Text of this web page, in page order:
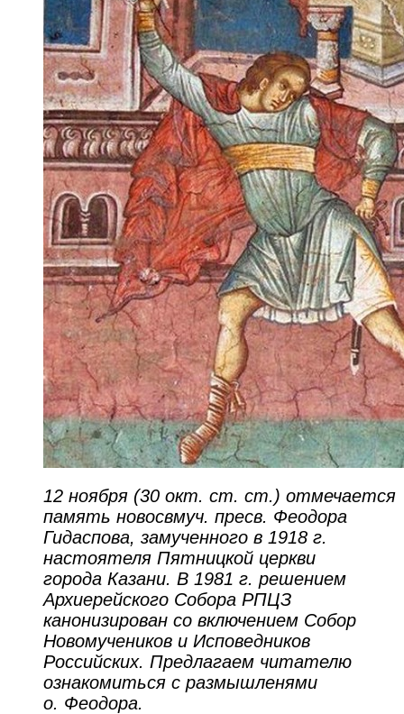
12 ноября (30 окт. ст. ст.) отмечается
память новосвмуч. пресв. Феодора
Гидаспова, замученного в 1918 г.
настоятеля Пятницкой церкви
города Казани. В 1981 г. решением
Архиерейского Собора РПЦЗ
канонизирован со включением Собор
Новомучеников и Исповедников
Российских. Предлагаем читателю
ознакомиться с размышленями
о. Феодора.